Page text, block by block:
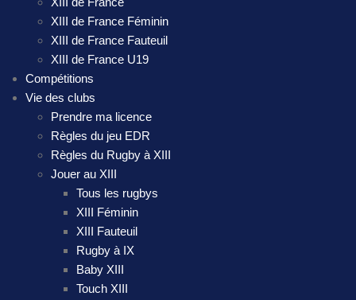
XIII de France Féminin
XIII de France Fauteuil
XIII de France U19
Compétitions
Vie des clubs
Prendre ma licence
Règles du jeu EDR
Règles du Rugby à XIII
Jouer au XIII
Tous les rugbys
XIII Féminin
XIII Fauteuil
Rugby à IX
Baby XIII
Touch XIII